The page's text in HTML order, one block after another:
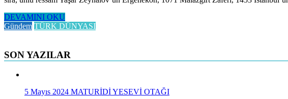
DEVAMINI OKU
Gündem TÜRK DÜNYASI
SON YAZILAR
5 Mayıs 2024 MATURİDİ YESEVİ OTAĞI